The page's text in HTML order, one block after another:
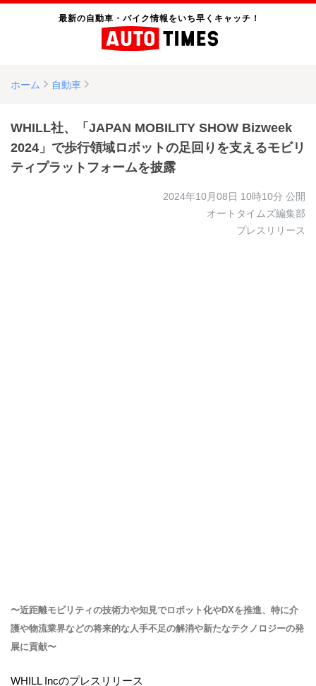
最新の自動車・バイク情報をいち早くキャッチ！
ホーム 自動車
WHILL社、「JAPAN MOBILITY SHOW Bizweek
2024」で歩行領域ロボットの足回りを支えるモビリ
ティプラットフォームを披露
2024年10月08日 10時10分 公開
オートタイムズ編集部
プレスリリース
〜近距離モビリティの技術力や知見でロボット化やDXを推進、特に介
護や物流業界などの将来的な人手不足の解消や新たなテクノロジーの発
展に貢献〜
WHILL Incのプレスリリース